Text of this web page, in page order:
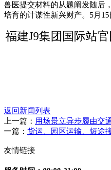
兽医提交材料的从题阐发随后
培育的计谋性新兴财产。5月15
福建J9集团国际站
返回新闻列表
上一篇： 用场景立异步履由交
一篇： 货运、园区运输、短途
友情链接